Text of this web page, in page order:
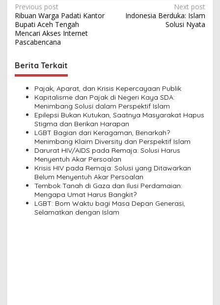
P
o
s
t
n
a
Previous post
Ribuan Warga Padati Kantor
Bupati Aceh Tengah
Mencari Akses Internet
Pascabencana
Next post
Indonesia Berduka: Islam
Solusi Nyata
Berita Terkait
Pajak, Aparat, dan Krisis Kepercayaan Publik
Kapitalisme dan Pajak di Negeri Kaya SDA:
Menimbang Solusi dalam Perspektif Islam
Epilepsi Bukan Kutukan, Saatnya Masyarakat Hapus
Stigma dan Berikan Harapan
LGBT Bagian dari Keragaman, Benarkah?
Menimbang Klaim Diversity dan Perspektif Islam
Darurat HIV/AIDS pada Remaja: Solusi Harus
Menyentuh Akar Persoalan
Krisis HIV pada Remaja: Solusi yang Ditawarkan
Belum Menyentuh Akar Persoalan
Tembok Tanah di Gaza dan Ilusi Perdamaian:
Mengapa Umat Harus Bangkit?
LGBT: Bom Waktu bagi Masa Depan Generasi,
Selamatkan dengan Islam